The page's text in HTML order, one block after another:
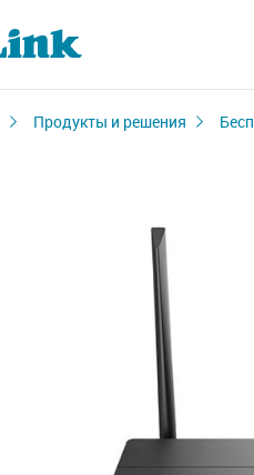
Продукты и решения